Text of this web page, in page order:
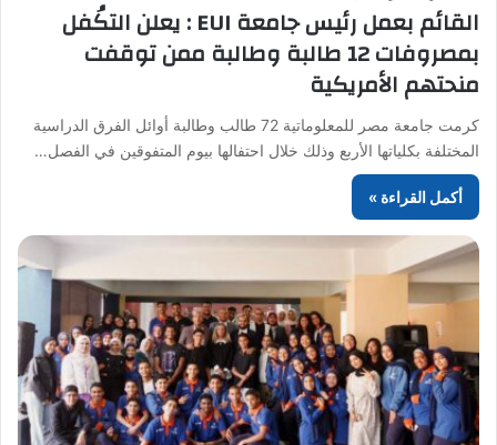
القائم بعمل رئيس جامعة EUI : يعلن التكُفل
بمصروفات 12 طالبة وطالبة ممن توقفت
منحتهم الأمريكية
كرمت جامعة مصر للمعلوماتية 72 طالب وطالبة أوائل الفرق الدراسية
المختلفة بكلياتها الأربع وذلك خلال احتفالها بيوم المتفوقين في الفصل…
أكمل القراءة »